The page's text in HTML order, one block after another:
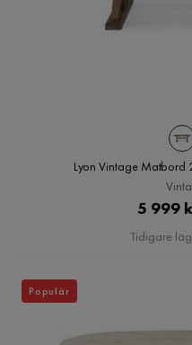
Lyon Vintage Matbord
5 999
Tidigare
Populär